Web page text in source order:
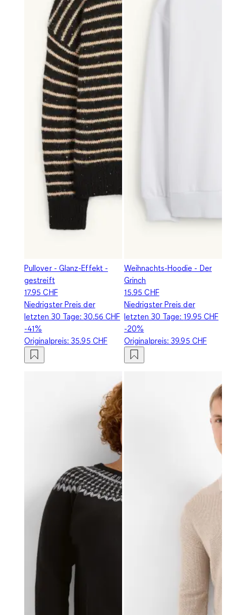
Pullover - Glanz-Effekt -
gestreift
17.95 CHF
Niedrigster Preis der
letzten 30 Tage:30.56 CHF
-41%
Originalpreis:35.95 CHF
Weihnachts-Hoodie - Der
Grinch
15.95 CHF
Niedrigster Preis der
letzten 30 Tage:19.95 CHF
-20%
Originalpreis:39.95 CHF